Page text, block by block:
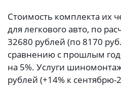
Стоимость комплекта их
для легкового авто, по
32680 рублей (по 8170
сравнению с прошлым
на 5%. Услуги
рублей (+14% к сентябрю-